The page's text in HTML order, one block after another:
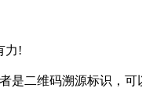
力!
二维码溯源标识，可